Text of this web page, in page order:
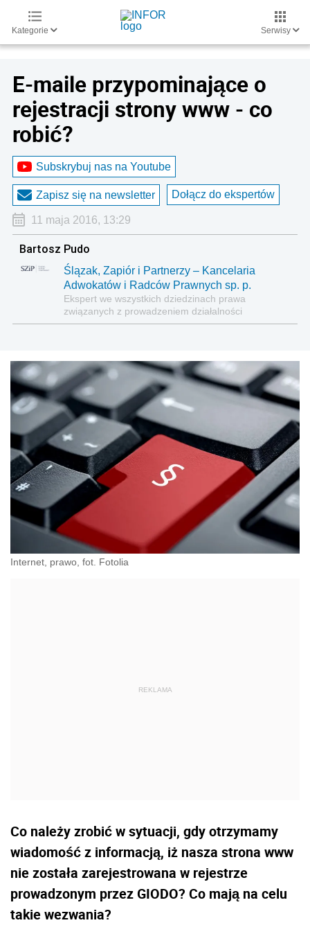
Kategorie Serwisy
E-maile przypominające o
rejestracji strony www - co
robić?
Subskrybuj nas na Youtube
Zapisz się na newsletter Dołącz do ekspertów
11 maja 2016, 13:29
Bartosz Pudo
Ślązak, Zapiór i Partnerzy – Kancelaria
Adwokatów i Radców Prawnych sp. p.
Ekspert we wszystkich dziedzinach prawa
związanych z prowadzeniem działalności
gospodarczej
Internet, prawo, fot. Fotolia
Co należy zrobić w sytuacji, gdy otrzymamy
wiadomość z informacją, iż nasza strona www
nie została zarejestrowana w rejestrze
prowadzonym przez GIODO? Co mają na celu
takie wezwania?